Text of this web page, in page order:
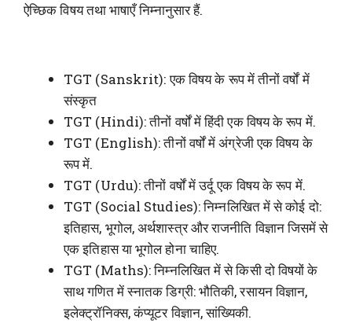
ऐच्छिक विषय तथा भाषाएँ निम्नानुसार हैं.
TGT (Sanskrit): एक विषय के रूप में तीनों वर्षों में
संस्कृत
TGT (Hindi): तीनों वर्षों में हिंदी एक विषय के रूप में.
TGT (English): तीनों वर्षों में अंग्रेजी एक विषय के
रूप में.
TGT (Urdu): तीनों वर्षों में उर्दू एक विषय के रूप में.
TGT (Social Studies): निम्नलिखित में से कोई दो:
इतिहास, भूगोल, अर्थशास्त्र और राजनीति विज्ञान जिसमें से
एक इतिहास या भूगोल होना चाहिए.
TGT (Maths): निम्नलिखित में से किसी दो विषयों के
साथ गणित में स्नातक डिग्री: भौतिकी, रसायन विज्ञान,
इलेक्ट्रॉनिक्स, कंप्यूटर विज्ञान, सांख्यिकी.